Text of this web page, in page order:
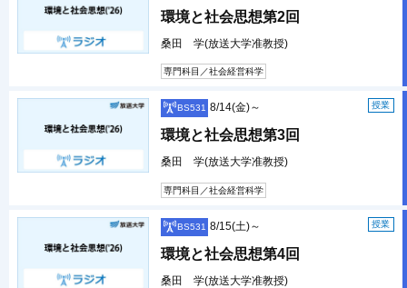
環境と社会思想第2回
桑田 学(放送大学准教授)
専門科目／社会経営科学
BS531 授業
8/14(金)～
環境と社会思想第3回
桑田 学(放送大学准教授)
専門科目／社会経営科学
BS531 授業
8/15(土)～
環境と社会思想第4回
桑田 学(放送大学准教授)